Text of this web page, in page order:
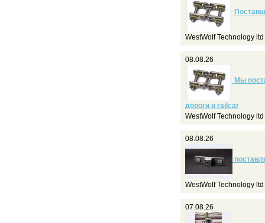
WestWolf Technology
08.08.26
Мы
дороги и railcar
WestWolf Technology
08.08.26
WestWolf Technology
07.08.26